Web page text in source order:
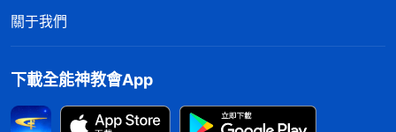
關于我們
下載全能神教會App